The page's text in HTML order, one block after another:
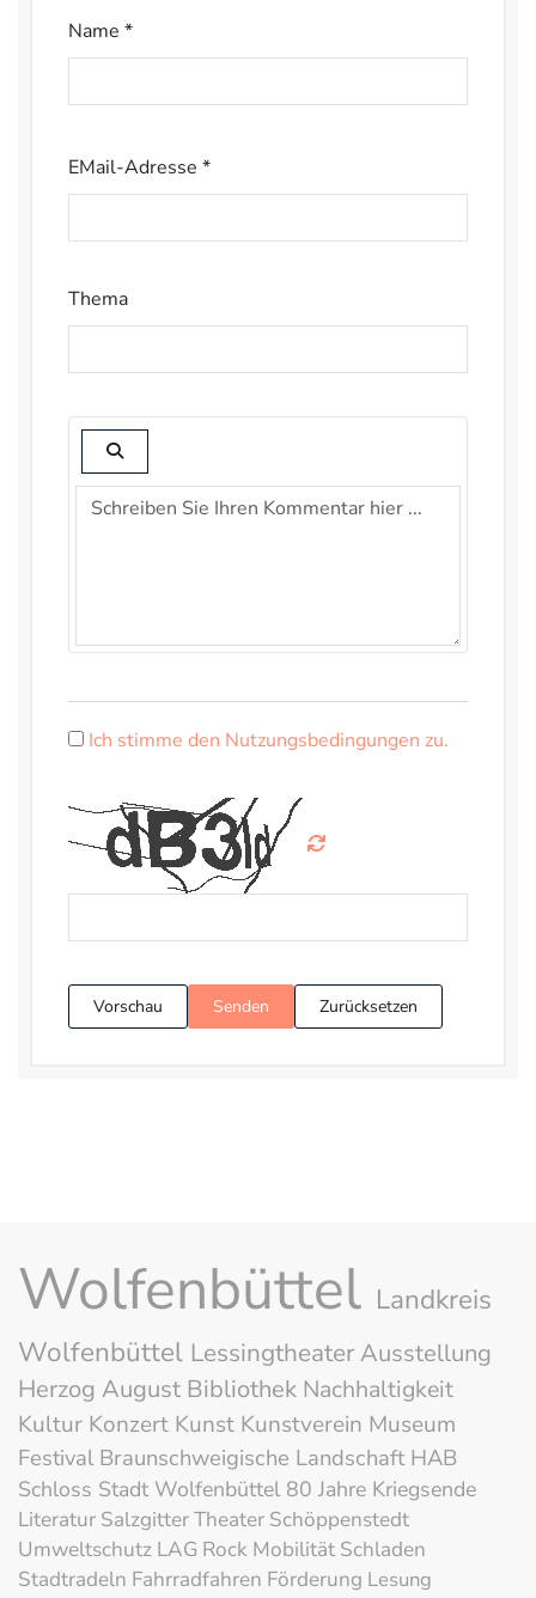
Name *
EMail-Adresse *
Thema
Ich stimme den Nutzungsbedingungen zu.
Vorschau Senden Zurücksetzen
Wolfenbüttel Landkreis
Wolfenbüttel LessingtheaterAusstellung
Herzog August Bibliothek Nachhaltigkeit
Kultur Konzert Kunst Kunstverein Museum
Festival Braunschweigische Landschaft HAB
Schloss Stadt Wolfenbüttel 80 Jahre Kriegsende
Literatur SalzgitterTheater Schöppenstedt
Umweltschutz LAG Rock Mobilität Schladen
Stadtradeln Fahrradfahren Förderung Lesung